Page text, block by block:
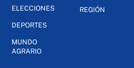
ELECCIONES
DEPORTES
MUNDO
AGRARIO
REGIÓN